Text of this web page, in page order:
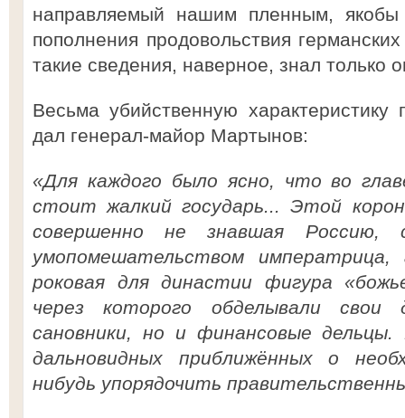
направляемый нашим пленным, якобы
пополнения продовольствия
такие сведения, наверное, знал только
Весьма убийственную
дал генерал-майор Мартынов:
«Для каждого было ясно, что во
стоит жалкий государь... Этой
совершенно не знавшая Россию,
умопомешательством
роковая для династии фигура
через которого обделывали
сановники, но и финансовые дельцы.
дальновидных приближённых о
нибудь упорядочить